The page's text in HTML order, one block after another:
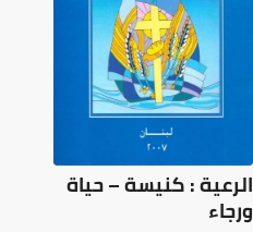
الرعية : كنيسة – حياة
ورجاء